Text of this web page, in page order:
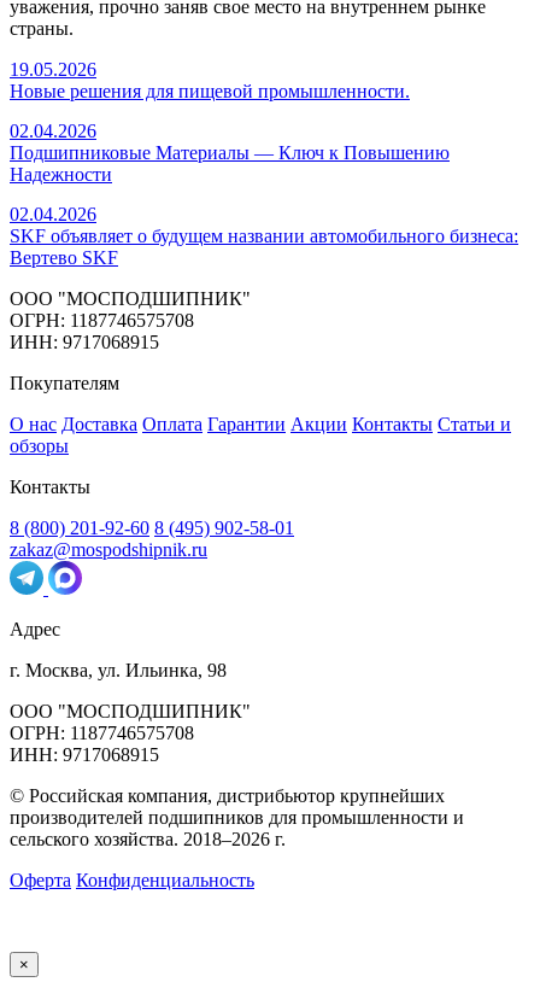
уважения, прочно заняв свое место на внутреннем рынке
страны.
19.05.2026
Новые решения для пищевой промышленности.
02.04.2026
Подшипниковые Материалы — Ключ к Повышению
Надежности
02.04.2026
SKF объявляет о будущем названии автомобильного бизнеса:
Вертево SKF
ООО "МОСПОДШИПНИК"
ОГРН: 1187746575708
ИНН: 9717068915
Покупателям
О нас Доставка Оплата Гарантии Акции Контакты Статьи и
обзоры
Контакты
8 (800) 201-92-60 8 (495) 902-58-01
zakaz@mospodshipnik.ru
Адрес
г. Москва, ул. Ильинка, 98
ООО "МОСПОДШИПНИК"
ОГРН: 1187746575708
ИНН: 9717068915
© Российская компания, дистрибьютор крупнейших
производителей подшипников для промышленности и
сельского хозяйства. 2018–2026 г.
Оферта Конфиденциальность
×